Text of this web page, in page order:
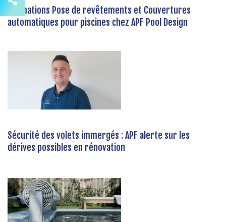
Formations Pose de revêtements et Couvertures
automatiques pour piscines chez APF Pool Design
Sécurité des volets immergés : APF alerte sur les
dérives possibles en rénovation